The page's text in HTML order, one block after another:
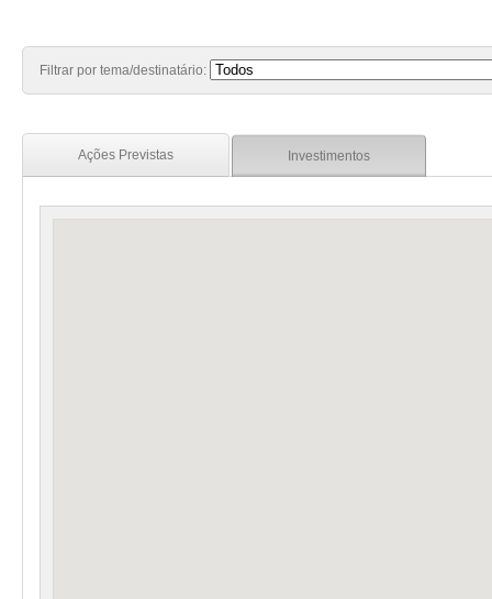
Filtrar por tema/destinatário:
Ações Previstas Investimentos